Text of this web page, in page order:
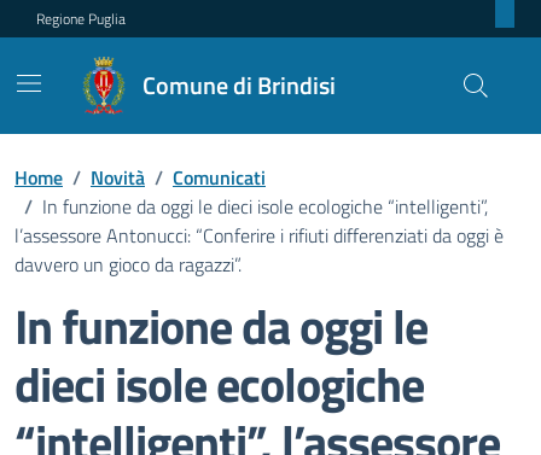
Regione Puglia
Comune di Brindisi
Home / Novità / Comunicati
/ In funzione da oggi le dieci isole ecologiche “intelligenti”,
l’assessore Antonucci: “Conferire i rifiuti differenziati da oggi è
davvero un gioco da ragazzi”.
In funzione da oggi le
dieci isole ecologiche